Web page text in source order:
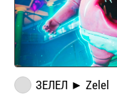
ЗЕЛЕЛ ► Zelel